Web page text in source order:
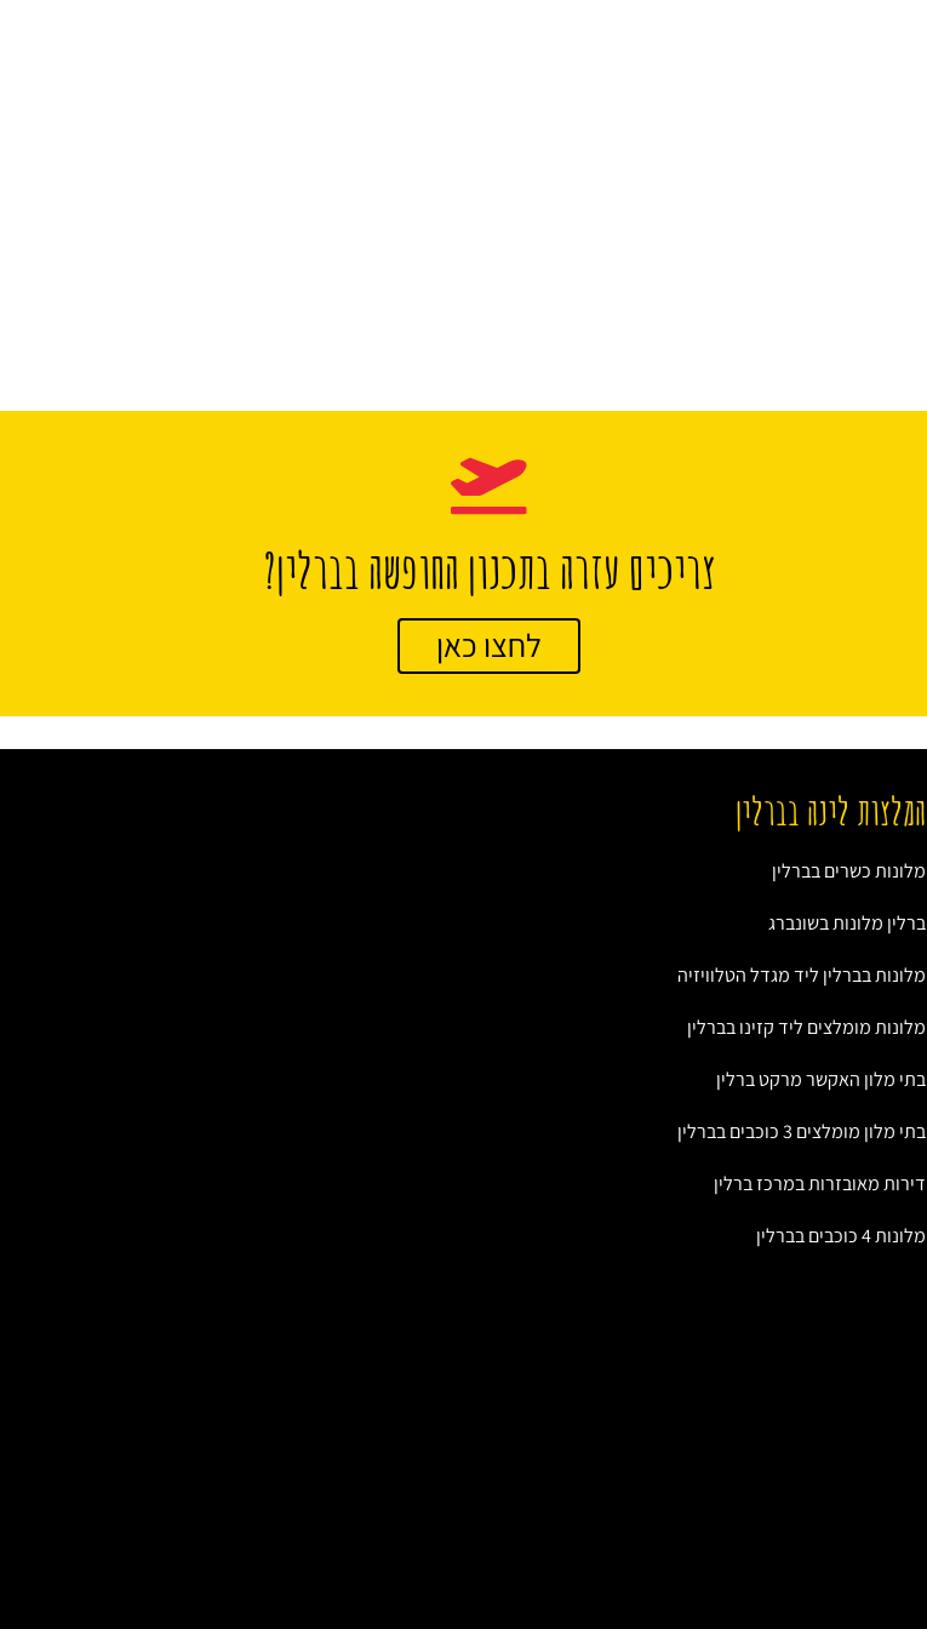
צריכים עזרה בתכנון החופשה בברלין?
לחצו כאן
המלצות לינה בברלין
מלונות כשרים בברלין
ברלין מלונות בשונברג
מלונות בברלין ליד מגדל הטלוויזיה
מלונות מומלצים ליד קזינו בברלין
בתי מלון האקשר מרקט ברלין
בתי מלון מומלצים 3 כוכבים בברלין
דירות מאובזרות במרכז ברלין
מלונות 4 כוכבים בברלין